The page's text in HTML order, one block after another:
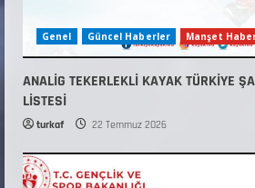
Genel Güncel Haberler Manşet
ANALİG TEKERLEKLİ KAYAK TÜRKİYE
LİSTESİ
turkaf 22 Temmuz 2026